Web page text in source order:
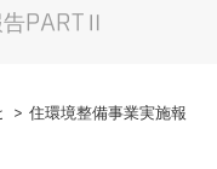
PARTⅡ
> 住環境整備事業実施報